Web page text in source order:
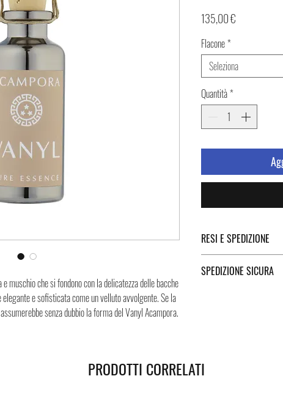
muschio che si fondono con la delicatezza delle bacche
e sofisticata come un velluto avvolgente. Se la
senza dubbio la forma del Vanyl Acampora.
135,00 €
Flacone*
Seleziona
Quantità*
RESI E SPEDIZIONE
Spedizione cliccando i
SPEDIZIONE SICURA
spedizione. Puoi contare su
PRODOTTI CORRELATI